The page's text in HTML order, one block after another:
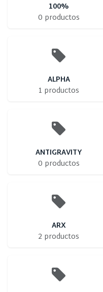
100%
0 productos
ALPHA
1 productos
ANTIGRAVITY
0 productos
ARX
2 productos